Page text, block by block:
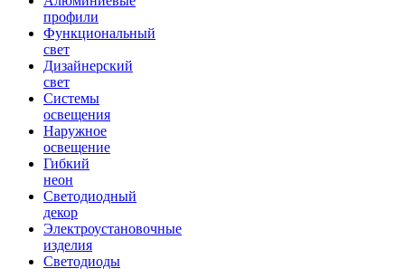
профили
Функциональный
свет
Дизайнерский
свет
Системы
освещения
Наружное
освещение
Гибкий
неон
Светодиодный
декор
Электроустановочные
изделия
Светодиоды